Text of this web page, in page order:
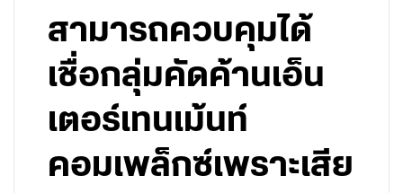
สามารถควบคุมได้
เชื่อกลุ่มคัดค้านเอ็น
เตอร์เทนเม้นท์
คอมเพล็กซ์เพราะเสีย